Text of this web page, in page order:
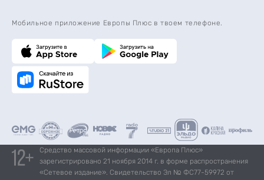
Мобильное приложение Европы Плюс в твоем телефоне.
Средство массовой информации «Европа Плюс»
зарегистрировано 21 ноября 2014 г. в форме распространения
«Сетевое издание». Свидетельство Эл № ФС77-59972 от